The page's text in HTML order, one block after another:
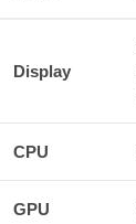
Display
CPU
GPU